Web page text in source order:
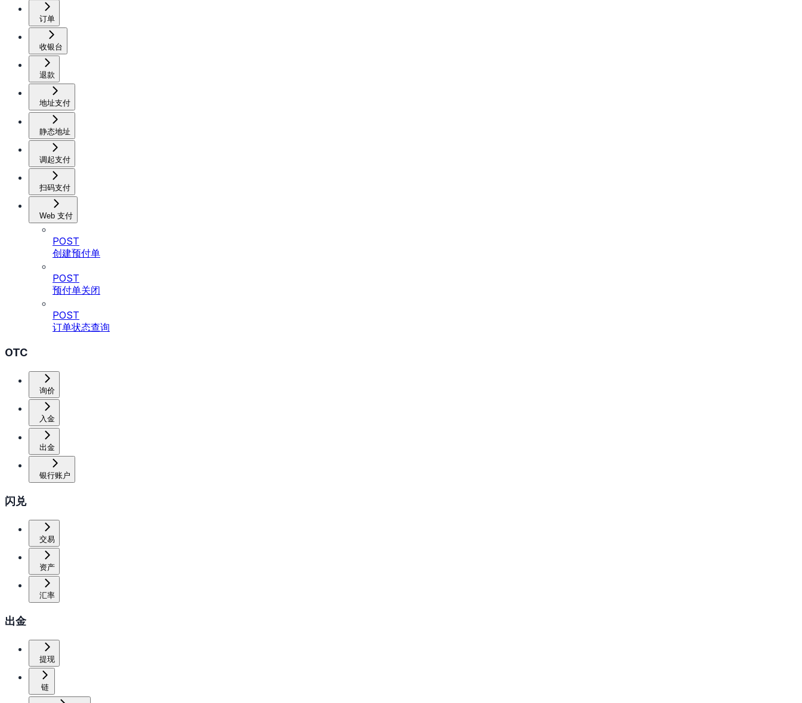
订单
收银台
退款
地址支付
静态地址
调起支付
扫码支付
Web 支付
POST
创建预付单
POST
预付单关闭
POST
订单状态查询
OTC
询价
入金
出金
银行账户
闪兑
交易
资产
汇率
出金
提现
链